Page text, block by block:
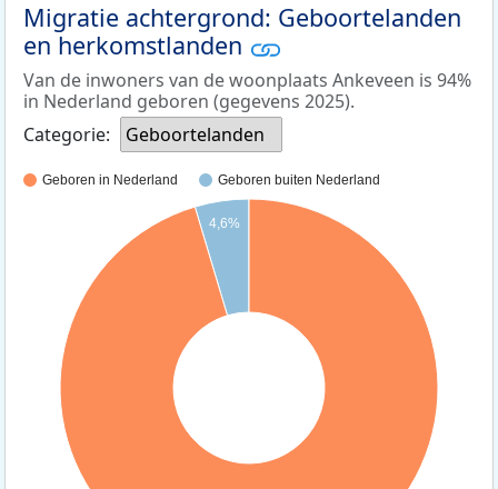
Migratie achtergrond: Geboortelanden
en herkomstlanden
Van de inwoners van de woonplaats Ankeveen is 94%
in Nederland geboren (gegevens 2025).
Categorie:
Geboortelanden
Geboren in Nederland Geboren buiten Nederland
4,6%